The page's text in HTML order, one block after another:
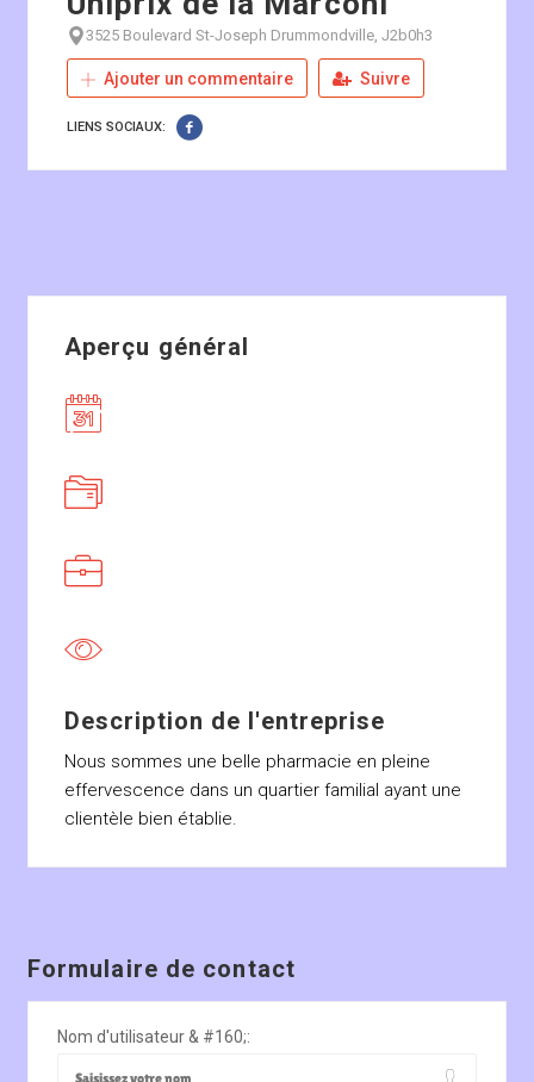
3525 Boulevard St-Joseph Drummondville, J2b0h3
Ajouter un commentaire Suivre
LIENS SOCIAUX:
Aperçu général
Description de l'entreprise
Nous sommes une belle pharmacie en pleine
effervescence dans un quartier familial ayant une
clientèle bien établie.
Formulaire de contact
Nom d'utilisateur & #160;: